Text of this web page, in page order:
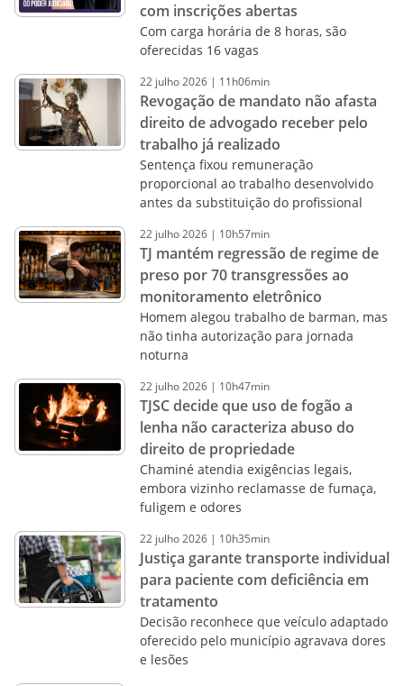
com inscrições abertas
Com carga horária de 8 horas, são
oferecidas 16 vagas
22 julho2026 | 11h06min
Revogação de mandato não afasta
direito de advogado receber pelo
trabalho já realizado
Sentença fixou remuneração
proporcional ao trabalho desenvolvido
antes da substituição do profissional
22 julho2026 | 10h57min
TJ mantém regressão de regime de
preso por 70 transgressões ao
monitoramento eletrônico
Homem alegou trabalho de barman, mas
não tinha autorização para jornada
noturna
22 julho2026 | 10h47min
TJSC decide que uso de fogão a
lenha não caracteriza abuso do
direito de propriedade
Chaminé atendia exigências legais,
embora vizinho reclamasse de fumaça,
fuligem e odores
22 julho2026 | 10h35min
Justiça garante transporte individual
para paciente com deficiência em
tratamento
Decisão reconhece que veículo adaptado
oferecido pelo município agravava dores
e lesões